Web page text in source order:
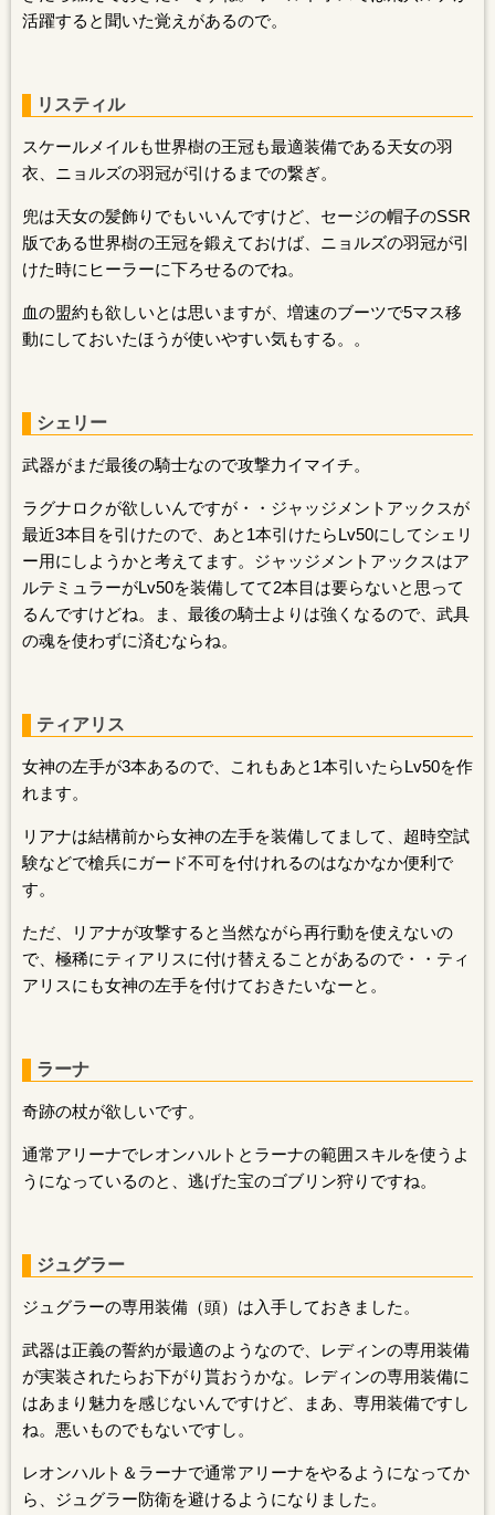
活躍すると聞いた覚えがあるので。
リスティル
スケールメイルも世界樹の王冠も最適装備である天女の羽
衣、ニョルズの羽冠が引けるまでの繋ぎ。
兜は天女の髪飾りでもいいんですけど、セージの帽子のSSR
版である世界樹の王冠を鍛えておけば、ニョルズの羽冠が引
けた時にヒーラーに下ろせるのでね。
血の盟約も欲しいとは思いますが、増速のブーツで5マス移
動にしておいたほうが使いやすい気もする。。
シェリー
武器がまだ最後の騎士なので攻撃力イマイチ。
ラグナロクが欲しいんですが・・ジャッジメントアックスが
最近3本目を引けたので、あと1本引けたらLv50にしてシェリ
ー用にしようかと考えてます。ジャッジメントアックスはア
ルテミュラーがLv50を装備してて2本目は要らないと思って
るんですけどね。ま、最後の騎士よりは強くなるので、武具
の魂を使わずに済むならね。
ティアリス
女神の左手が3本あるので、これもあと1本引いたらLv50を作
れます。
リアナは結構前から女神の左手を装備してまして、超時空試
験などで槍兵にガード不可を付けれるのはなかなか便利で
す。
ただ、リアナが攻撃すると当然ながら再行動を使えないの
で、極稀にティアリスに付け替えることがあるので・・ティ
アリスにも女神の左手を付けておきたいなーと。
ラーナ
奇跡の杖が欲しいです。
通常アリーナでレオンハルトとラーナの範囲スキルを使うよ
うになっているのと、逃げた宝のゴブリン狩りですね。
ジュグラー
ジュグラーの専用装備（頭）は入手しておきました。
武器は正義の誓約が最適のようなので、レディンの専用装備
が実装されたらお下がり貰おうかな。レディンの専用装備に
はあまり魅力を感じないんですけど、まあ、専用装備ですし
ね。悪いものでもないですし。
レオンハルト＆ラーナで通常アリーナをやるようになってか
ら、ジュグラー防衛を避けるようになりました。